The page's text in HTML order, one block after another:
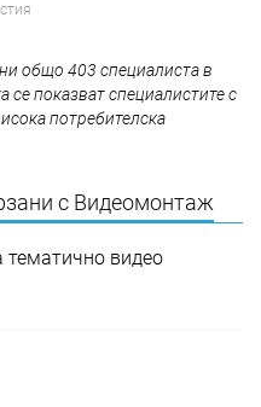
общо 403 специалиста в
се показват специалистите с
потребителска
с Видеомонтаж
тематично видео